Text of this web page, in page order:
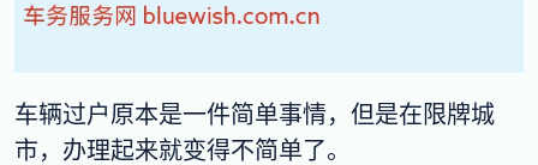
车辆过户原本是一件简单事情，但是在限牌城
市，办理起来就变得不简单了。